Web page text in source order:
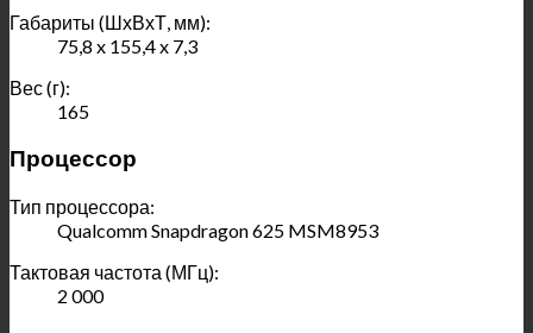
Габариты (ШхВхТ, мм):
75,8 x 155,4 x 7,3
Вес (г):
165
Процессор
Тип процессора:
Qualcomm Snapdragon 625 MSM8953
Тактовая частота (МГц):
2 000